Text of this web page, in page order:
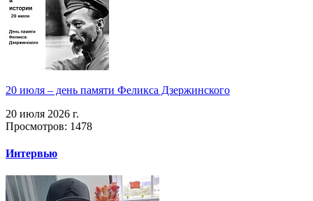
20 июля – день памяти Феликса Дзержинского
20 июля 2026 г.
Просмотров: 1478
Интервью